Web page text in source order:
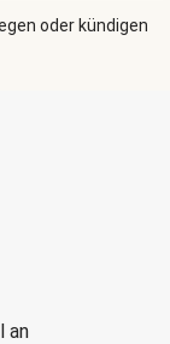
oder kündigen
an